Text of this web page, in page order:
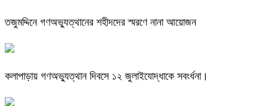
তজুমদ্দিনে গণঅভ্যুত্থানের শহীদদের স্মরণে নানা আয়োজন
কলাপাড়ায় গণঅভ্যুত্থান দিবসে ১২ জুলাইযোদ্ধাকে সবংর্ধনা।